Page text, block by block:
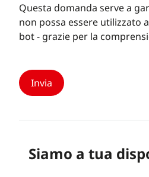
Questa domanda serve a
non possa essere utilizzato
bot - grazie per la
Siamo a tua